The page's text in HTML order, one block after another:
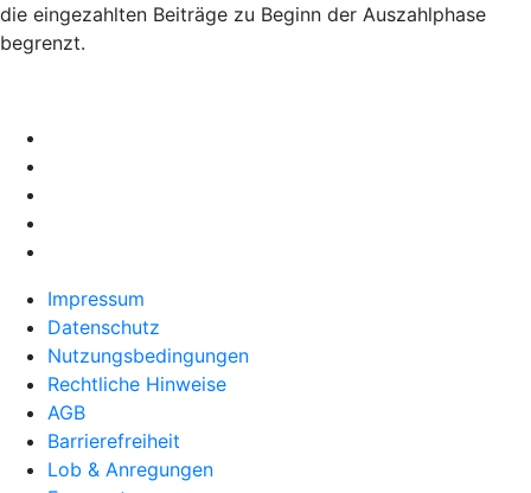
die eingezahlten Beiträge zu Beginn der Auszahlphase
begrenzt.
Impressum
Datenschutz
Nutzungsbedingungen
Rechtliche Hinweise
AGB
Barrierefreiheit
Lob & Anregungen